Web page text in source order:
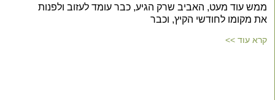
ממש עוד מעט, האביב שרק הגיע, כבר עומד לעזוב ולפנות
את מקומו לחודשי הקיץ, וכבר
קרא עוד >>